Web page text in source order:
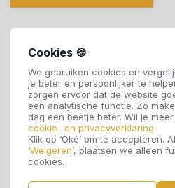
Cookies 🍪
We gebruiken cookies en
je beter en persoonlijker te
zorgen ervoor dat de website
een analytische functie. Zo
dag een beetje beter. Wil je
cookie- en privacyverklaring.
Klik op ‘Oké’ om te accepteren.
‘Weigeren’, plaatsen we alleen
cookies.
Geniet van de warme en luxueuze
Walnut-serie van Cerdomus, nu
Deze betoverende tegelcollectie is
design en vakmanschap,
toegevoegd aan elke ruimte.
De Opera Walnut-tegels van